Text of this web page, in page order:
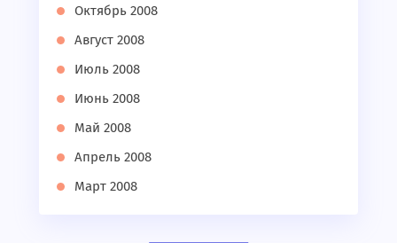
Октябрь 2008
Август 2008
Июль 2008
Июнь 2008
Май 2008
Апрель 2008
Март 2008